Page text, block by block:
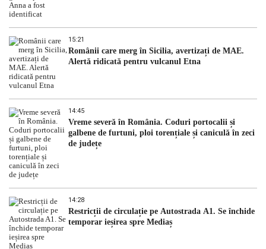
15:21
Românii care merg în Sicilia, avertizați de MAE.
Alertă ridicată pentru vulcanul Etna
14:45
Vreme severă în România. Coduri portocalii și
galbene de furtuni, ploi torențiale și caniculă în zeci
de județe
14:28
Restricții de circulație pe Autostrada A1. Se închide
temporar ieșirea spre Mediaș